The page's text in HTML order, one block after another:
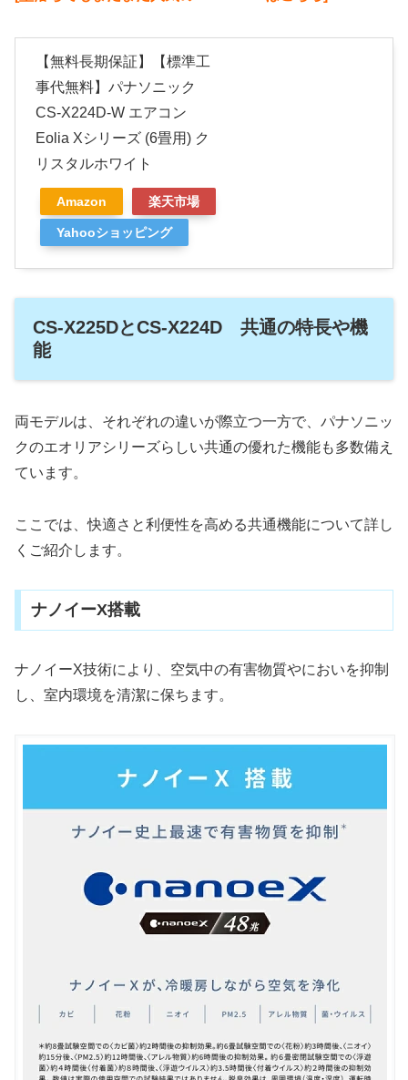
【無料長期保証】【標準工
事代無料】パナソニック
CS-X224D-W エアコン
Eolia Xシリーズ (6畳用) ク
リスタルホワイト
Amazon 楽天市場
Yahooショッピング
CS-X225DとCS-X224D 共通の特長や機
能
両モデルは、それぞれの違いが際立つ一方で、パナソニッ
クのエオリアシリーズらしい共通の優れた機能も多数備え
ています。
ここでは、快適さと利便性を高める共通機能について詳し
くご紹介します。
ナノイーX搭載
ナノイーX技術により、空気中の有害物質やにおいを抑制
し、室内環境を清潔に保ちます。